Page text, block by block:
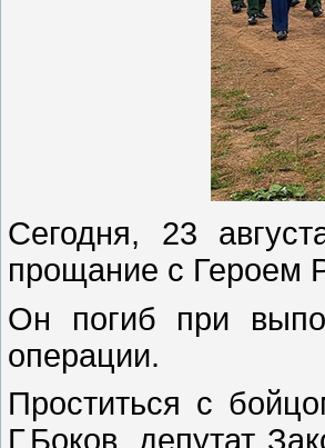
Сегодня, 23
прощание с Героем
Он погиб при
операции.
Проститься с
Г.Боков, депутат